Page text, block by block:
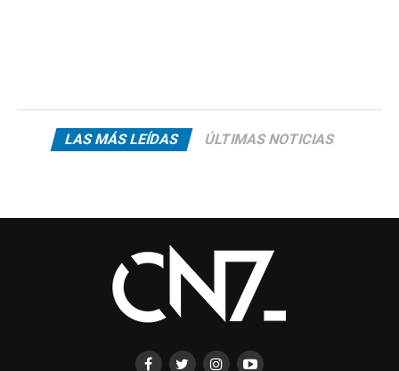
LAS MÁS LEÍDAS ÚLTIMAS NOTICIAS